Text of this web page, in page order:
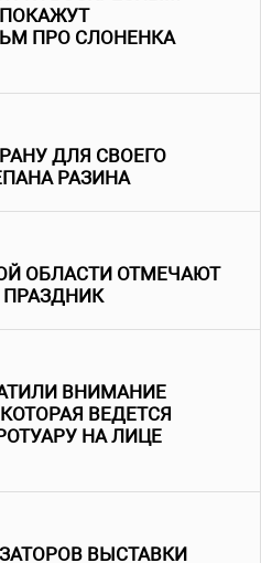
ПРО СЛОНЕНКА
ДЛЯ СВОЕГО
РАЗИНА
ОБЛАСТИ ОТМЕЧАЮТ
ВНИМАНИЕ
ВЕДЕТСЯ
НА ЛИЦЕ
ВЫСТАВКИ